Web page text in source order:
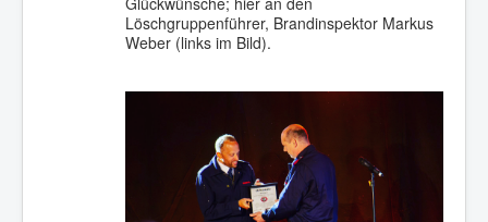
Löschgruppenführer, Brandinspektor Markus
Weber (links im Bild).